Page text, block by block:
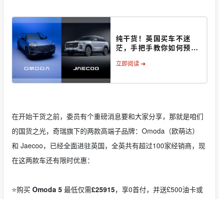
纯干货！英国买车不迷
茫，手把手教你如何预约
立即阅读 ➔
在开始干货之前，委员有个重磅消息要和大家分享，那就是咱们
的国货之光，奇瑞旗下的两款高端子品牌：Omoda（欧萌达）
和 Jaecoo，已经全面进驻英国，全英共有超过100家经销商，现
在这两款车还有限时优惠：
⭐️购买 Omoda 5 最低仅需£25915，享0首付，并送£500油卡或